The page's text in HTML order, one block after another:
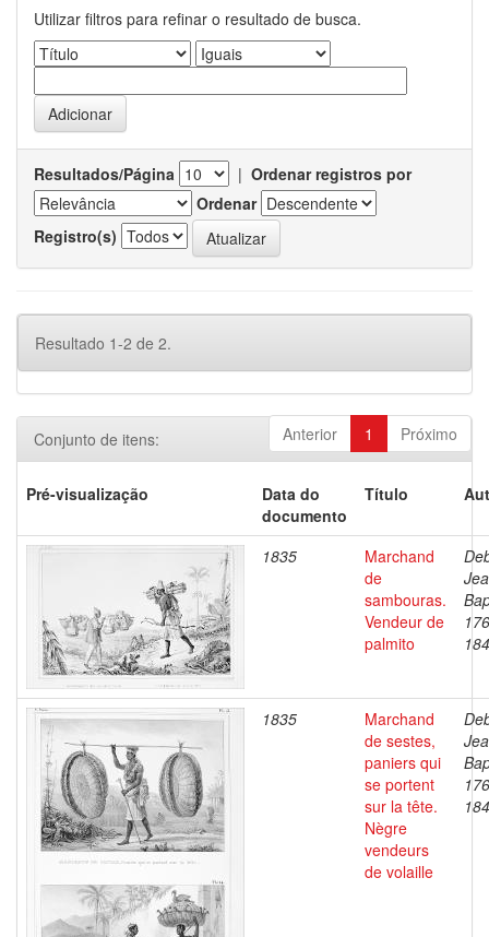
Utilizar filtros para refinar o resultado de busca.
Resultados/Página | Ordenar registros por
Ordenar
Registro(s)
Resultado 1-2 de 2.
Anterior 1 Próximo
Conjunto de itens:
Pré-visualização
Data do
documento
Título
1835
Marchand
de
sambouras.
Vendeur de
palmito
1835
Marchand
de sestes,
paniers qui
se portent
sur la tête.
Nègre
vendeurs
de volaille